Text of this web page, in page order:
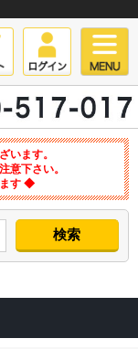
います。
意下さい。
す ◆